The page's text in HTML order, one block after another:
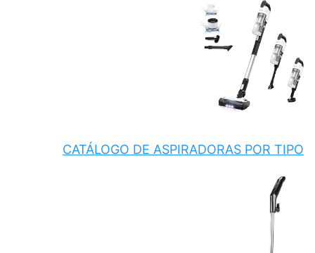
CATÁLOGO DE ASPIRADORAS POR TIPO